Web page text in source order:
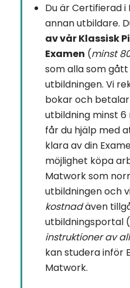
Du är Certifierad
annan utbildare.
av vår Klassisk
Examen (minst
som alla som
utbildningen. Vi
bokar och
utbildning minst
får du hjälp med
klara av din
möjlighet köpa
Matwork som
utbildningen och
kostnadäven
utbildningsportal (
instruktioner av
kan studera inför
Matwork.